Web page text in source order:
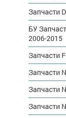
Запчасти
БУ
2006-2015
Запчасти
Запчасти
Запчасти
Запчасти